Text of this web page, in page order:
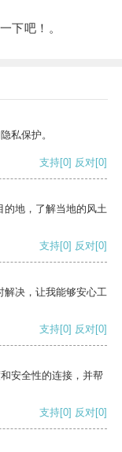
吧！。
私保护。
支持[0] 反对[0]
的地，了解当地的风土
支持[0] 反对[0]
解决，让我能够安心工
支持[0] 反对[0]
安全性的连接，并帮
支持[0] 反对[0]